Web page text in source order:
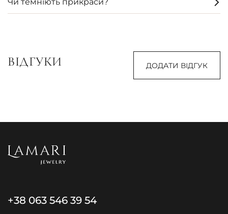
ВІДГУКИ ДОДАТИ ВІДГУК
+38 063 546 39 54